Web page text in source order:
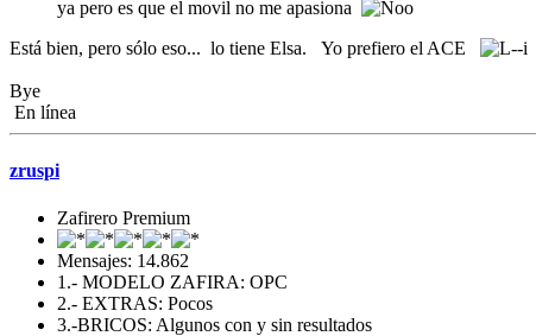
ya pero es que el movil no me apasiona
Está bien, pero sólo eso... lo tiene Elsa. Yo prefiero el ACE
Bye
En línea
zruspi
Zafirero Premium
Mensajes: 14.862
1.- MODELO ZAFIRA: OPC
2.- EXTRAS: Pocos
3.-BRICOS: Algunos con y sin resultados